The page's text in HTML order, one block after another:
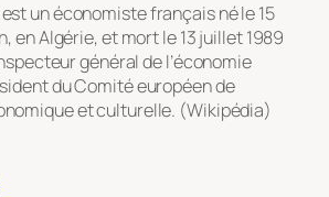
un économiste français né le 15
en Algérie, et mort le 13 juillet 1989
général de l’économie
du Comité européen de
et culturelle. (Wikipédia)